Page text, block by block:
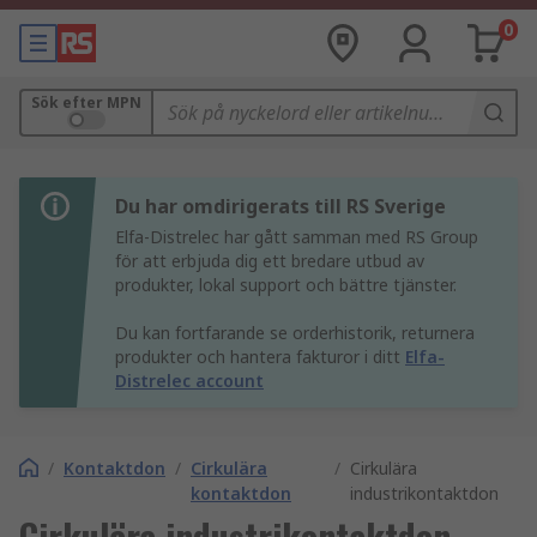
0
Sök efter MPN
Du har omdirigerats till RS Sverige
Elfa-Distrelec har gått samman med RS Group
för att erbjuda dig ett bredare utbud av
produkter, lokal support och bättre tjänster.
Du kan fortfarande se orderhistorik, returnera
produkter och hantera fakturor i ditt Elfa-
Distrelec account
/ Kontaktdon / Cirkulära
kontaktdon
/ Cirkulära
industrikontaktdon